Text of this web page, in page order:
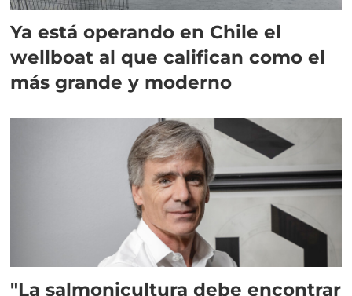
Ya está operando en Chile el
wellboat al que califican como el
más grande y moderno
"La salmonicultura debe encontrar